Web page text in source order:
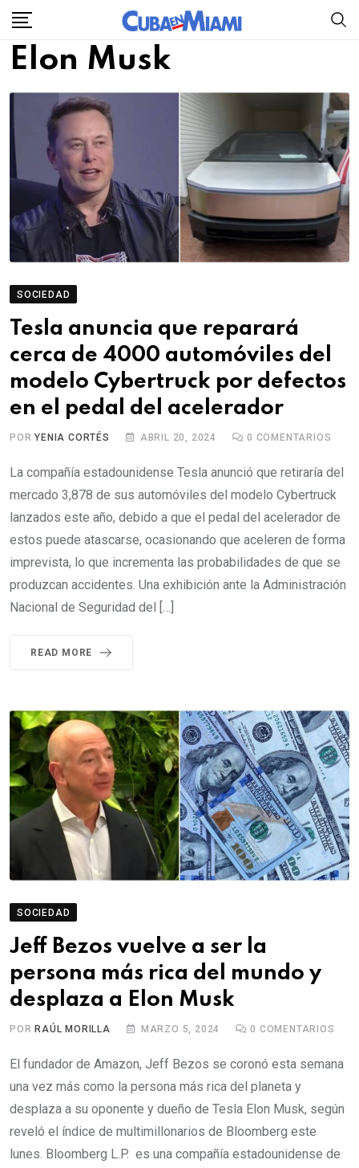
Skip
content
Elon Musk
SOCIEDAD
Tesla anuncia que reparará
cerca de 4000 automóviles del
modelo Cybertruck por defectos
en el pedal del acelerador
PORYENIA CORTÉS ABRIL 20, 2024 0 COMENTARIOS
La compañía estadounidense Tesla anunció que retiraría del
mercado 3,878 de sus automóviles del modelo Cybertruck
lanzados este año, debido a que el pedal del acelerador de
estos puede atascarse, ocasionando que aceleren de forma
imprevista, lo que incrementa las probabilidades de que se
produzcan accidentes. Una exhibición ante la Administración
Nacional de Seguridad del […]
READ MORE
SOCIEDAD
Jeff Bezos vuelve a ser la
persona más rica del mundo y
desplaza a Elon Musk
POR RAÚL MORILLA MARZO 5, 2024 0 COMENTARIOS
El fundador de Amazon, Jeff Bezos se coronó esta semana
una vez más como la persona más rica del planeta y
desplaza a su oponente y dueño de Tesla Elon Musk, según
reveló el índice de multimillonarios de Bloomberg este
lunes. Bloomberg L.P. es una compañía estadounidense de